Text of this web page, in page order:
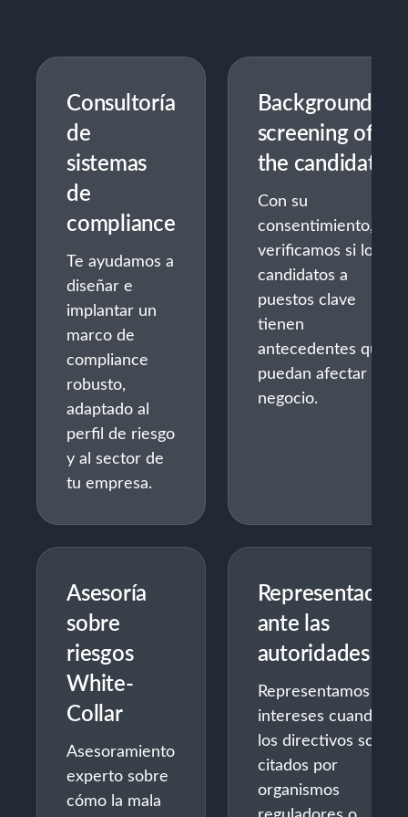
Consultoría
de
sistemas
de
compliance
Te ayudamos a
diseñar e
implantar un
marco de
compliance
robusto,
adaptado al
perfil de riesgo
y al sector de
tu empresa.
Background
screening of
the candidates
Con su
consentimiento,
verificamos si los
candidatos a
puestos clave
tienen
antecedentes que
puedan afectar a su
negocio.
Asesoría
sobre
riesgos
White-
Collar
Asesoramiento
experto sobre
cómo la mala
Representación
ante las
autoridades
Representamos tus
intereses cuando
los directivos son
citados por
organismos